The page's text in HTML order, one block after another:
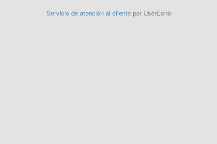
Servicio de atención al cliente por UserEcho